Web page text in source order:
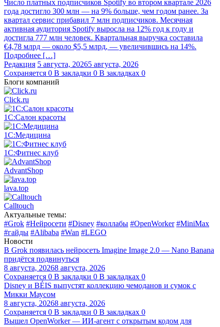
Число платных подписчиков Spotify во втором квартале 2026
года достигло 300 млн — на 9% больше, чем годом ранее. За
квартал сервис прибавил 7 млн подписчиков. Месячная
активная аудитория Spotify выросла на 12% год к году и
достигла 777 млн человек. Квартальная выручка составила
€4,78 млрд — около $5,5 млрд, — увеличившись на 14%.
Подробнее […]
Редакция 5 августа, 20265 августа, 2026
Сохраняется 0 В закладки 0 В закладках 0
Блоги компаний
Click.ru
1С:Салон красоты
1С:Медицина
1С:Фитнес клуб
AdvantShop
lava.top
Calltouch
Актуальные темы:
#Grok #Нейросети #Disney #коллабы #OpenWorker #MiniMax
#гайды #Alibaba #Wan #LEGO
Новости
В Grok появилась нейросеть Imagine Image 2.0 — Nano Banana
придётся подвинуться
8 августа, 20268 августа, 2026
Сохраняется 0 В закладки 0 В закладках 0
Disney и BÉIS выпустят коллекцию чемоданов и сумок с
Микки Маусом
8 августа, 20268 августа, 2026
Сохраняется 0 В закладки 0 В закладках 0
Вышел OpenWorker — ИИ-агент с открытым кодом для